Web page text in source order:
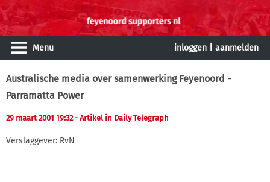
Menu inloggen aanmelden
Australische media over samenwerking Feyenoord -
Parramatta Power
29 maart 2001 19:32- Artikel in Daily Telegraph
Verslaggever: RvN